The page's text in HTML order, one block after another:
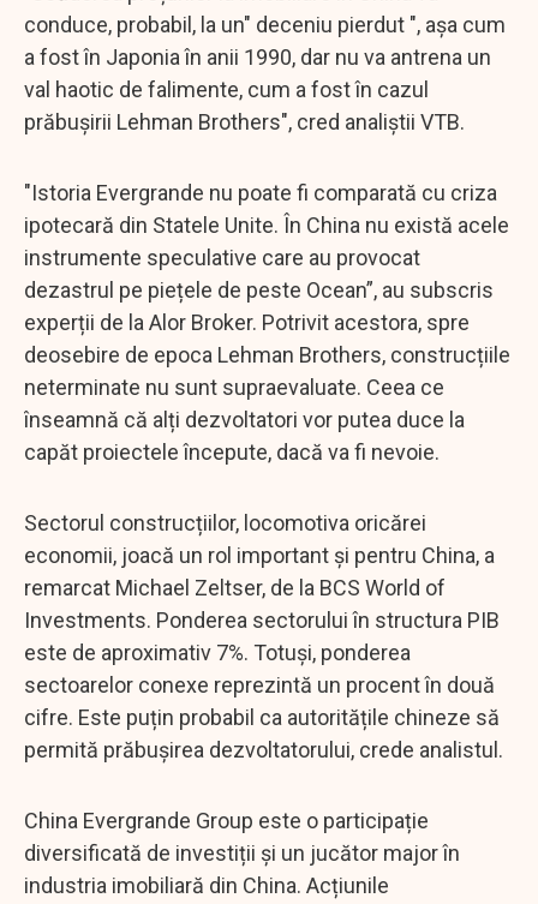
conduce, probabil, la un" deceniu pierdut ", așa cum
a fost în Japonia în anii 1990, dar nu va antrena un
val haotic de falimente, cum a fost în cazul
prăbușirii Lehman Brothers", cred analiștii VTB.
"Istoria Evergrande nu poate fi comparată cu criza
ipotecară din Statele Unite. În China nu există acele
instrumente speculative care au provocat
dezastrul pe piețele de peste Ocean”, au subscris
experții de la Alor Broker. Potrivit acestora, spre
deosebire de epoca Lehman Brothers, construcțiile
neterminate nu sunt supraevaluate. Ceea ce
înseamnă că alți dezvoltatori vor putea duce la
capăt proiectele începute, dacă va fi nevoie.
Sectorul construcțiilor, locomotiva oricărei
economii, joacă un rol important și pentru China, a
remarcat Michael Zeltser, de la BCS World of
Investments. Ponderea sectorului în structura PIB
este de aproximativ 7%. Totuși, ponderea
sectoarelor conexe reprezintă un procent în două
cifre. Este puțin probabil ca autoritățile chineze să
permită prăbușirea dezvoltatorului, crede analistul.
China Evergrande Group este o participație
diversificată de investiții și un jucător major în
industria imobiliară din China. Acțiunile